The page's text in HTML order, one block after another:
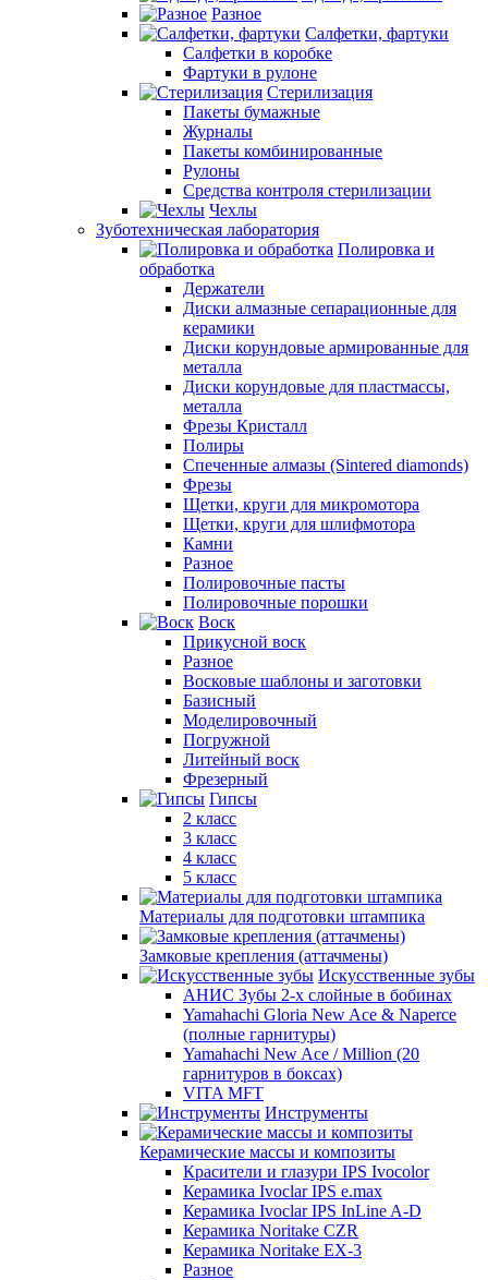
Разное
Салфетки, фартуки
Салфетки в коробке
Фартуки в рулоне
Стерилизация
Пакеты бумажные
Журналы
Пакеты комбинированные
Рулоны
Средства контроля стерилизации
Чехлы
Зуботехническая лаборатория
Полировка и
обработка
Держатели
Диски алмазные сепарационные для
керамики
Диски корундовые армированные для
металла
Диски корундовые для пластмассы,
металла
Фрезы Кристалл
Полиры
Спеченные алмазы (Sintered diamonds)
Фрезы
Щетки, круги для микромотора
Щетки, круги для шлифмотора
Камни
Разное
Полировочные пасты
Полировочные порошки
Воск
Прикусной воск
Разное
Восковые шаблоны и заготовки
Базисный
Моделировочный
Погружной
Литейный воск
Фрезерный
Гипсы
2 класс
3 класс
4 класс
5 класс
Материалы для подготовки штампика
Замковые крепления (аттачмены)
Искусственные зубы
АНИС Зубы 2-х слойные в бобинах
Yamahachi Gloria New Ace & Naperce
(полные гарнитуры)
Yamahachi New Ace / Million (20
гарнитуров в боксах)
VITA MFT
Инструменты
Керамические массы и композиты
Красители и глазури IPS Ivocolor
Керамика Ivoclar IPS e.max
Керамика Ivoclar IPS InLine A-D
Керамика Noritake CZR
Керамика Noritake EX-3
Разное